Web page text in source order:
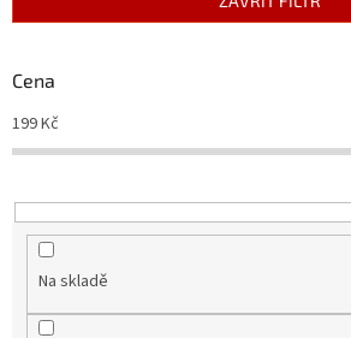
Novinky
Zakázková
Články
Slovníček
pojmů
Program
školy
r
d
k
t
Cena
199Kč
Na skladě